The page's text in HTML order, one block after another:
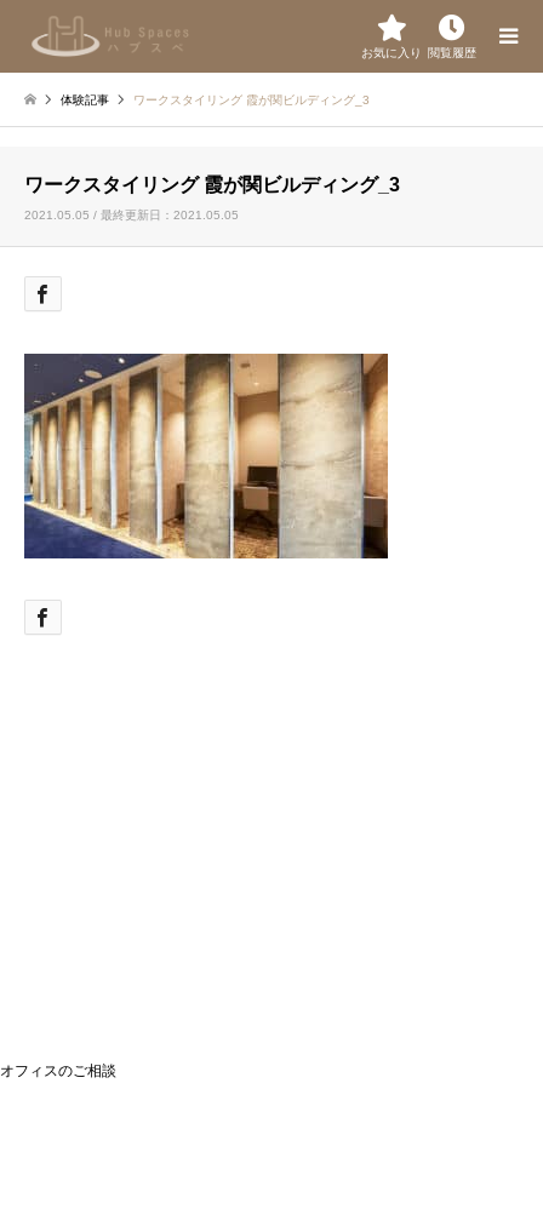
お気に入り 閲覧履歴
体験記事 ワークスタイリング 霞が関ビルディング_3
ワークスタイリング 霞が関ビルディング_3
2021.05.05 / 最終更新日：2021.05.05
オフィスのご相談